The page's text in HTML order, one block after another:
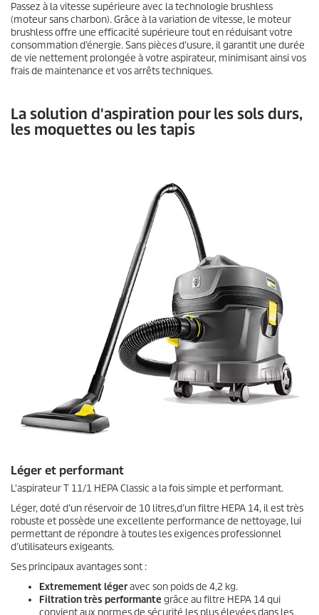
Passez à la vitesse supérieure avec la technologie brushless
(moteur sans charbon). Grâce à la variation de vitesse, le moteur
brushless offre une efficacité supérieure tout en réduisant votre
consommation d’énergie. Sans pièces d’usure, il garantit une durée
de vie nettement prolongée à votre aspirateur, minimisant ainsi vos
frais de maintenance et vos arrêts techniques.
La solution d'aspiration pour les sols durs,
les moquettes ou les tapis
Léger et performant
L'aspirateur T 11/1 HEPA Classic a la fois simple et performant.
Léger, doté d’un réservoir de 10 litres,d’un filtre HEPA 14, il est très
robuste et possède une excellente performance de nettoyage, lui
permettant de répondre à toutes les exigences professionnel
d’utilisateurs exigeants.
Ses principaux avantages sont :
Extremement légeravec son poids de 4,2 kg.
Filtration très performante grâce au filtre HEPA 14 qui